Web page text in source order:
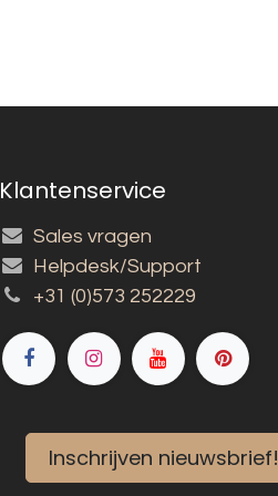
Klantenservice
Sales vragen
Helpdesk/Support
+31 (0)573 252229
Inschrijven nieuwsbrief!